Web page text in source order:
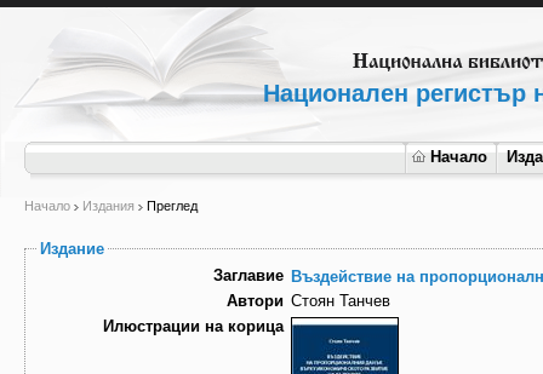
Национален регистър
Начало
Начало Издания Преглед
Издание
Заглавие Въздействие на
Автори Стоян Танчев
Илюстрации на корица